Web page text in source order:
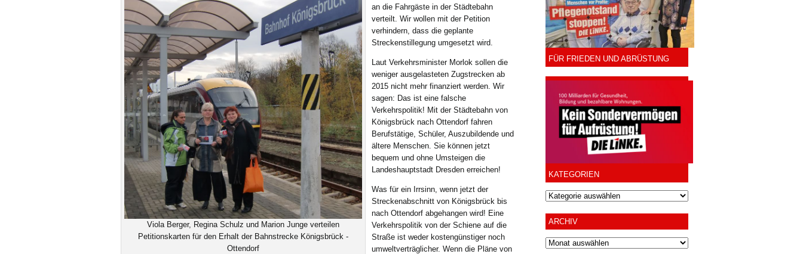
Viola Berger, Regina Schulz und Marion Junge verteilen
Petitionskarten für den Erhalt der Bahnstrecke Königsbrück -
Ottendorf
an die Fahrgäste in der Städtebahn
verteilt. Wir wollen mit der Petition
verhindern, dass die geplante
Streckenstillegung umgesetzt wird.
Laut Verkehrsminister Morlok sollen die
weniger ausgelasteten Zugstrecken ab
2015 nicht mehr finanziert werden. Wir
sagen: Das ist eine falsche
Verkehrspolitik! Mit der Städtebahn von
Königsbrück nach Ottendorf fahren
Berufstätige, Schüler, Auszubildende und
ältere Menschen. Sie können jetzt
bequem und ohne Umsteigen die
Landeshauptstadt Dresden erreichen!
Was für ein Irrsinn, wenn jetzt der
Streckenabschnitt von Königsbrück bis
nach Ottendorf abgehangen wird! Eine
Verkehrspolitik von der Schiene auf die
Straße ist weder kostengünstiger noch
umweltverträglicher. Wenn die Pläne von
FÜR FRIEDEN UND ABRÜSTUNG
KATEGORIEN
ARCHIV
Archiv